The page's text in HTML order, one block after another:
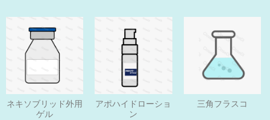
ネキソブリッド外用
ゲル
アポハイドローショ
ン
三角フラスコ